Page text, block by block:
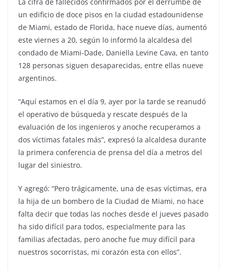
La cifra de fallecidos confirmados por el derrumbe de
un edificio de doce pisos en la ciudad estadounidense
de Miami, estado de Florida, hace nueve días, aumentó
este viernes a 20, según lo informó la alcaldesa del
condado de Miami-Dade, Daniella Levine Cava, en tanto
128 personas siguen desaparecidas, entre ellas nueve
argentinos.
“Aquí estamos en el día 9, ayer por la tarde se reanudó
el operativo de búsqueda y rescate después de la
evaluación de los ingenieros y anoche recuperamos a
dos víctimas fatales más”, expresó la alcaldesa durante
la primera conferencia de prensa del día a metros del
lugar del siniestro.
Y agregó: “Pero trágicamente, una de esas víctimas, era
la hija de un bombero de la Ciudad de Miami, no hace
falta decir que todas las noches desde el jueves pasado
ha sido difícil para todos, especialmente para las
familias afectadas, pero anoche fue muy difícil para
nuestros socorristas, mi corazón esta con ellos”.